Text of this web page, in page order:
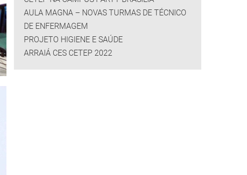
AULA MAGNA – NOVAS TURMAS DE TÉCNICO
DE ENFERMAGEM
PROJETO HIGIENE E SAÚDE
ARRAIÁ CES CETEP 2022